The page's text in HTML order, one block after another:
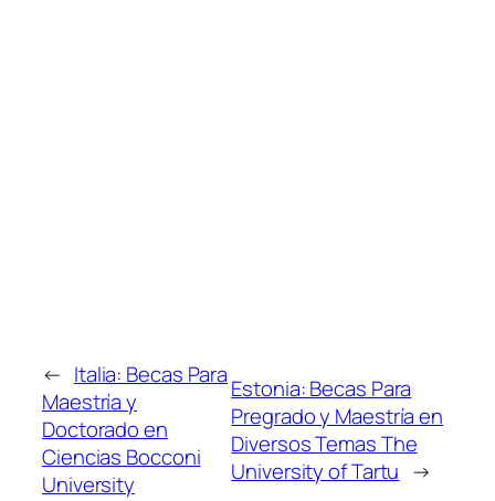
← Italia: Becas Para
Maestría y
Doctorado en
Ciencias Bocconi
University
Estonia: Becas Para
Pregrado y Maestría en
Diversos Temas The
University of Tartu →